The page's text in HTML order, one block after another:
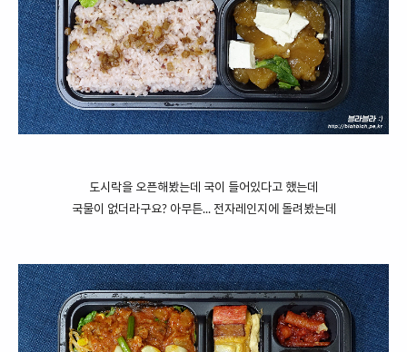
도시락을 오픈해봤는데 국이 들어있다고 했는데
국물이 없더라구요? 아무튼... 전자레인지에 돌려봤는데